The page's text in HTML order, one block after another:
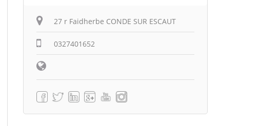
27 r Faidherbe CONDE SUR ESCAUT
0327401652